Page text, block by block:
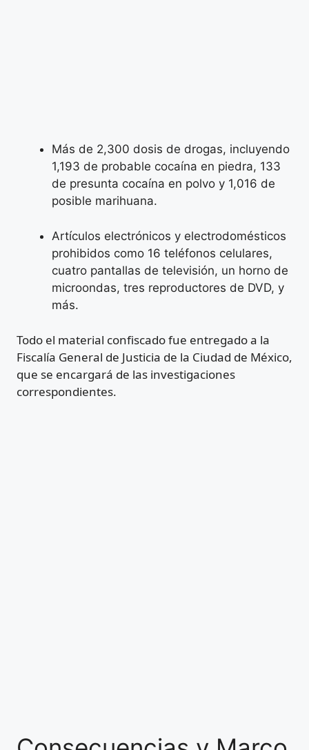
Más de 2,300 dosis de drogas, incluyendo
1,193 de probable cocaína en piedra, 133
de presunta cocaína en polvo y 1,016 de
posible marihuana.
Artículos electrónicos y electrodomésticos
prohibidos como 16 teléfonos celulares,
cuatro pantallas de televisión, un horno de
microondas, tres reproductores de DVD, y
más.
Todo el material confiscado fue entregado a la
Fiscalía General de Justicia de la Ciudad de México,
que se encargará de las investigaciones
correspondientes.